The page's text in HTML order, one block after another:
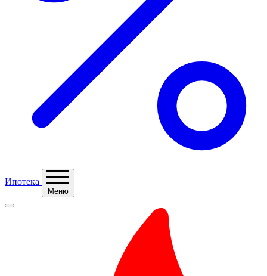
Ипотека
Меню